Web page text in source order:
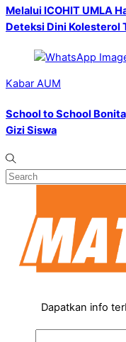
Melalui ICOHIT UMLA
Deteksi Dini Kolesterol
Kabar AUM
School to School
Gizi Siswa
Dapatkan info